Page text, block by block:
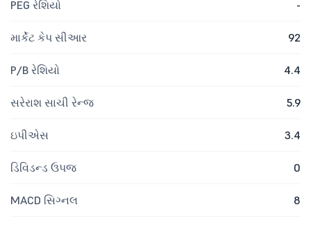
PEG રેશિયો -
માર્કેટ કેપ સીઆર 92
P/B રેશિયો 4.4
સરેરાશ સાચી રેન્જ 5.9
ઇપીએસ 3.4
ડિવિડન્ડ ઉપજ 0
MACD સિગ્નલ 8